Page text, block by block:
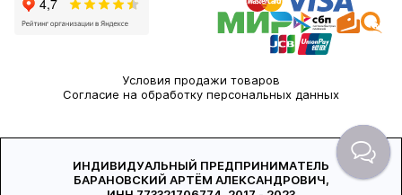
Условия продажи товаров
Согласие на обработку персональных данных
ИНДИВИДУАЛЬНЫЙ ПРЕДПРИНИМАТЕЛЬ
БАРАНОВСКИЙ АРТЁМ АЛЕКСАНДРОВИЧ,